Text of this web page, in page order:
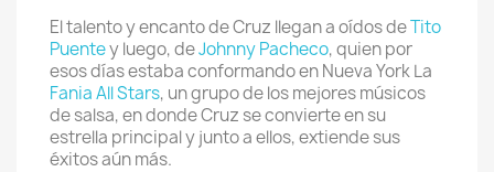
El talento y encanto de Cruz llegan a oídos deTito
Puentey luego, deJohnny Pacheco, quien por
esos días estaba conformando en Nueva York La
Fania All Stars, un grupo de los mejores músicos
de salsa, en donde Cruz se convierte en su
estrella principal y junto a ellos, extiende sus
éxitos aún más.